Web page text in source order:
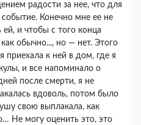
радости за нее, что для
Конечно мне ее не
ей, и чтобы с того конца
обычно..., но — нет. Этого
приехала к ней в дом, где я
и все напоминало о
после смерти, я не
вдоволь, потом было
свою выплакала, как
Не могу оценить это, это